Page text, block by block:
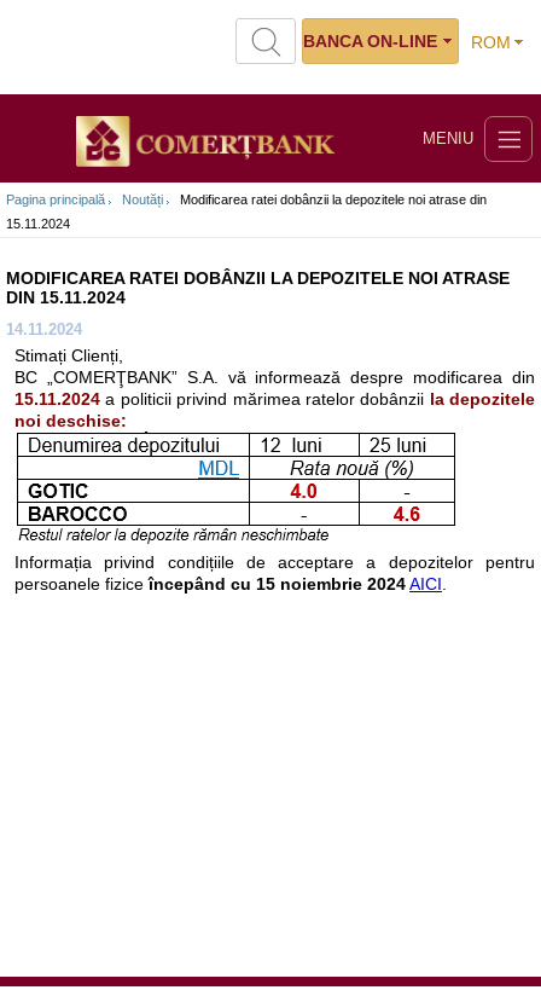
ROM
BANCA ON-LINE
MENIU
Pagina principală Noutăți
Modificarea ratei dobânzii la depozitele noi atrase din
15.11.2024
MODIFICAREA RATEI DOBÂNZII LA DEPOZITELE NOI ATRASE
DIN 15.11.2024
14.11.2024
Stimați Clienți,
BC „COMERŢBANK” S.A. vă informează despre modificarea din
15.11.2024 a politicii privind mărimea ratelor dobânzii la depozitele
noi deschise:
Informația privind condițiile de acceptare a depozitelor pentru
persoanele fiziceîncepând cu 15 noiembrie 2024AICI